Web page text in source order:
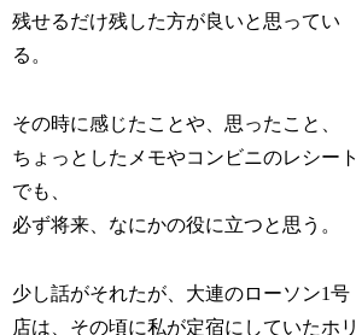
残せるだけ残した方が良いと思ってい
る。
その時に感じたことや、思ったこと、
ちょっとしたメモやコンビニのレシート
でも、
必ず将来、なにかの役に立つと思う。
少し話がそれたが、大連のローソン1号
店は、その頃に私が定宿にしていたホリ